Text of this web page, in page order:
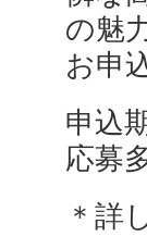
の魅
お申
申込
応募
＊詳